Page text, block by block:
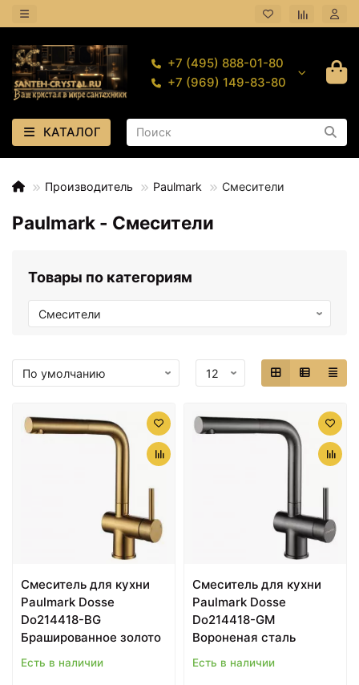
+7 (495) 888-01-80
+7 (969) 149-83-80
КАТАЛОГ
Производитель Paulmark Смесители
Paulmark - Смесители
Товары по категориям
Смеситель для кухни
Paulmark Dosse
Do214418-BG
Брашированное золото
Есть в наличии
Смеситель для кухни
Paulmark Dosse
Do214418-GM
Вороненая сталь
Есть в наличии